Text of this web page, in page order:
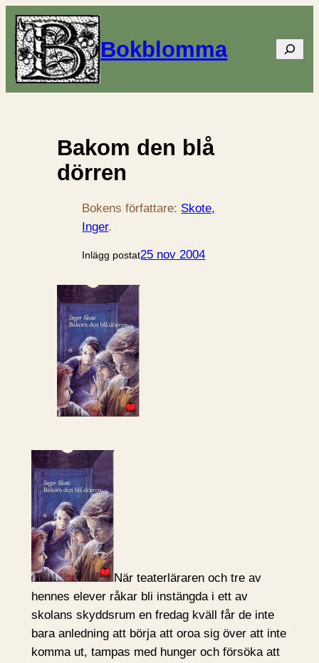
Bokblomma Sök
Bakom den blå
dörren
Bokens författare: Skote,
Inger.
Inlägg postat25 nov 2004
När teaterläraren och tre av
hennes elever råkar bli instängda i ett av
skolans skyddsrum en fredag kväll får de inte
bara anledning att börja att oroa sig över att inte
komma ut, tampas med hunger och försöka att